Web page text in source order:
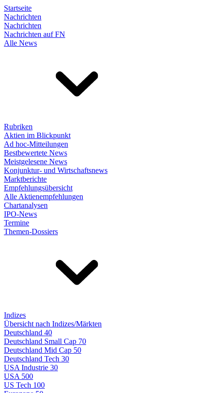
Startseite
Nachrichten
Nachrichten
Nachrichten auf FN
Alle News
Rubriken
Aktien im Blickpunkt
Ad hoc-Mitteilungen
Bestbewertete News
Meistgelesene News
Konjunktur- und Wirtschaftsnews
Marktberichte
Empfehlungsübersicht
Alle Aktienempfehlungen
Chartanalysen
IPO-News
Termine
Themen-Dossiers
Indizes
Übersicht nach Indizes/Märkten
Deutschland 40
Deutschland Small Cap 70
Deutschland Mid Cap 50
Deutschland Tech 30
USA Industrie 30
USA 500
US Tech 100